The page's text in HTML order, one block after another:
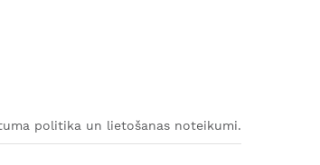
politika un lietošanas noteikumi.